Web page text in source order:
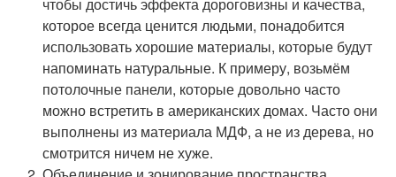
которое всегда ценится людьми, понадобится
использовать хорошие материалы, которые будут
напоминать натуральные. К примеру, возьмём
потолочные панели, которые довольно часто
можно встретить в американских домах. Часто они
выполнены из материала МДФ, а не из дерева, но
смотрится ничем не хуже.